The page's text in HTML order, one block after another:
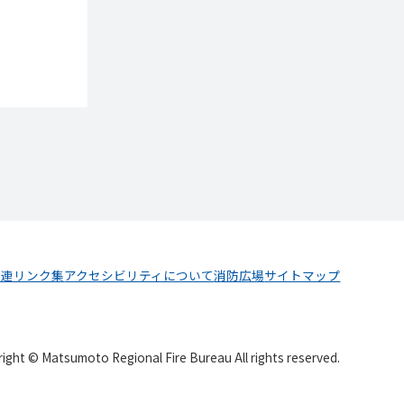
リンク集アクセシビリティについて消防広場サイトマップ
© Matsumoto Regional Fire Bureau All rights reserved.